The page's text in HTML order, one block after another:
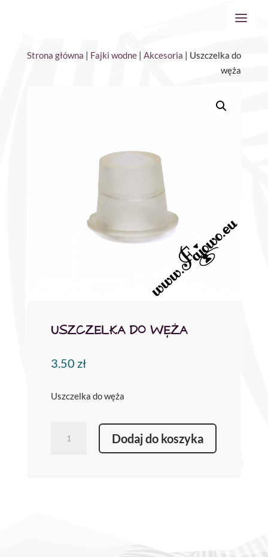
Strona główna | Fajki wodne |Akcesoria | Uszczelka do
węża
USZCZELKA DO WĘŻA
3.50 zł
Uszczelka do węża
Uszczelka
Dodaj do koszyka